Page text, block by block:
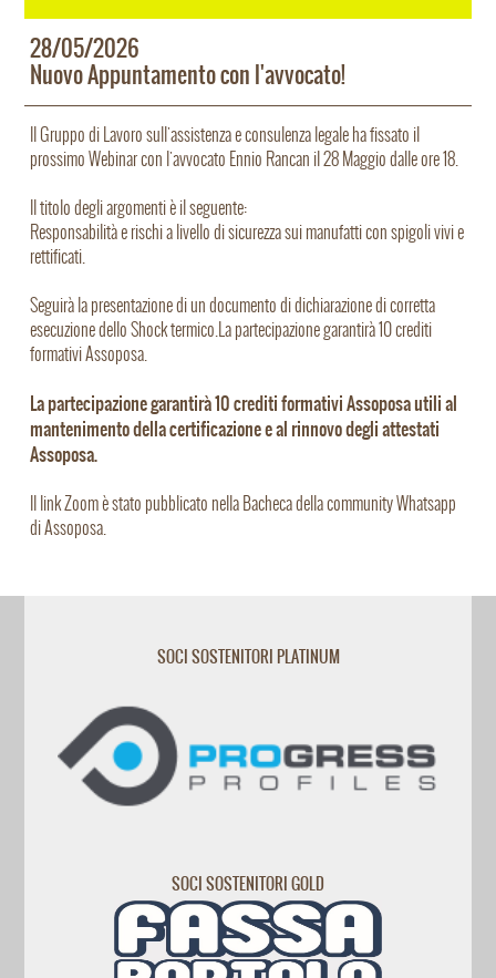
28/05/2026
Nuovo Appuntamento con l'avvocato!
Il Gruppo di Lavoro sull'assistenza e consulenza legale ha fissato il
prossimo Webinar con l'avvocato Ennio Rancan il 28 Maggio dalle ore 18.
Il titolo degli argomenti è il seguente:
Responsabilità e rischi a livello di sicurezza sui manufatti con spigoli vivi e
rettificati.
Seguirà la presentazione di un documento di dichiarazione di corretta
esecuzione dello Shock termico.La partecipazione garantirà 10 crediti
formativi Assoposa.
La partecipazione garantirà 10 crediti formativi Assoposa utili al
mantenimento della certificazione e al rinnovo degli attestati
Assoposa.
Il link Zoom è stato pubblicato nella Bacheca della community Whatsapp
di Assoposa.
SOCI SOSTENITORI PLATINUM
SOCI SOSTENITORI GOLD